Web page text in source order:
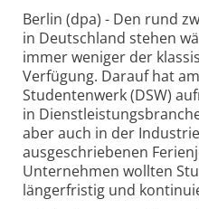
Berlin (dpa) - Den rund
in Deutschland stehen
immer weniger der
Verfügung. Darauf hat
Studentenwerk (DSW)
in
aber auch in der
ausgeschriebenen
Unternehmen wollten
längerfristig und